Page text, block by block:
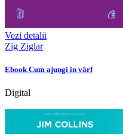
Vezi detalii
Zig Ziglar
Ebook Cum ajungi în vârf
Digital